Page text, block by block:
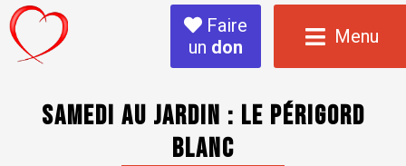
Faire
un don Menu
Samedi au Jardin : Le Périgord
blanc